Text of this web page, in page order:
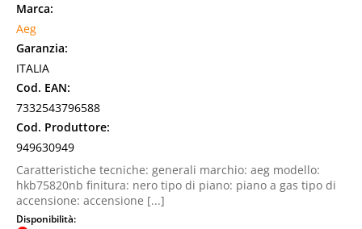
Marca:
Aeg
Garanzia:
ITALIA
Cod. EAN:
7332543796588
Cod. Produttore:
949630949
Caratteristiche tecniche: generali marchio: aeg modello:
hkb75820nb finitura: nero tipo di piano: piano a gas tipo di
accensione: accensione [...]
Disponibilità: